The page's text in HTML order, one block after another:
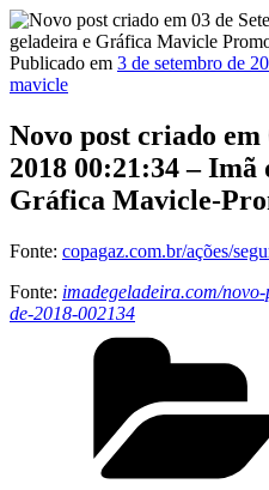
Publicado em 3 de setembro de
mavicle
Novo post criado em
2018 00:21:34 – Imã
Gráfica Mavicle-
Fonte: copagaz.com.br/ações/
Fonte: imadegeladeira.com/
de-2018-002134